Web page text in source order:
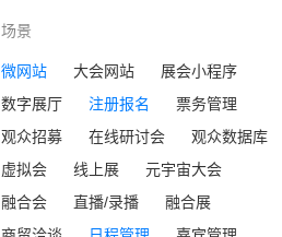
场景
微网站 大会网站
展会小程序
数字展厅
注册报名
票务管理
观众招募
在线研讨会
观众数据库
虚拟会
线上展
元宇宙大会
融合会
直播/录播
融合展